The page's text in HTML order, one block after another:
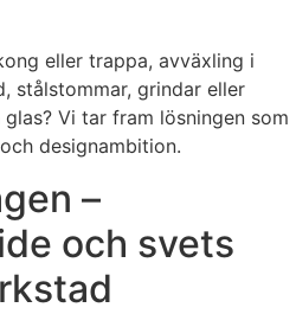
eller trappa, avväxling i
stålstommar, grindar eller
Vi tar fram lösningen som
designambition.
–
och svets